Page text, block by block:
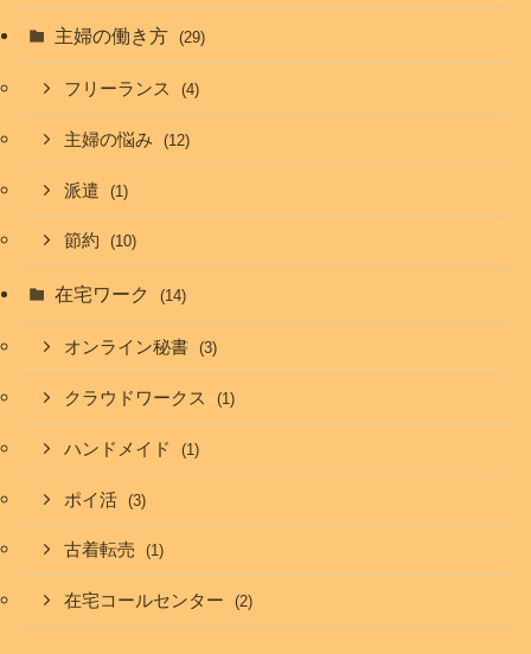
主婦の働き方 (29)
フリーランス (4)
主婦の悩み (12)
派遣 (1)
節約 (10)
在宅ワーク (14)
オンライン秘書 (3)
クラウドワークス (1)
ハンドメイド (1)
ポイ活 (3)
古着転売 (1)
在宅コールセンター (2)